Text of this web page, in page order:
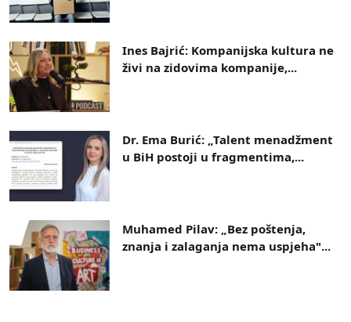
Ines Bajrić: Kompanijska kultura ne
živi na zidovima kompanije,...
Dr. Ema Burić: „Talent menadžment
u BiH postoji u fragmentima,...
Muhamed Pilav: „Bez poštenja,
znanja i zalaganja nema uspjeha"...